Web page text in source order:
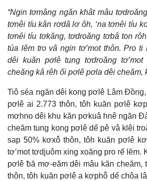
“Ngin tơmâng ngăn khât mâu
tơnêi tíu kân rơdâ lơ ôh, ‘na tơnêi tíu
tơnêi tíu tơkăng, tơdroăng tơbâ ton
túa lĕm tro vâ ngin tơ’mot thôn. Pro
dêi kuăn pơlê tung tơdroăng tơ’mot
cheăng kâ rêh ối pơlê pơla dêi cheăm,
Tiô séa ngăn dêi kong pơlê Lâm
pơlê ai 2.773 thôn, tôh kuăn pơlê
mơhno dêi khu kăn pơkuâ hnê ngăn
cheăm tung kong pơlê dế pê vâ klêi
sap 50% kơxô̆ thôn, tôh kuăn pơlê
tơ’mot tơdjuôm xing xoăng pro rế lĕm.
pơlê ƀă mơ-eăm dêi mâu kăn cheăm,
thôn, tôh kuăn pơlê a kơphô̆ dế chôa